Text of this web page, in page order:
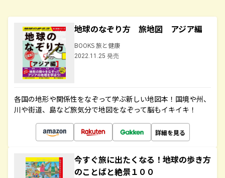
地球のなぞり方 旅地図 アジア編
BOOKS 旅と健康
2022.11.25 発売
各国の地形や関係性をなぞって学ぶ新しい地図本！国境や州、
川や街道、島など旅気分で地図をなぞって脳もイキイキ！
詳細を見る
今すぐ旅に出たくなる！地球の歩き方
のことばと絶景１００